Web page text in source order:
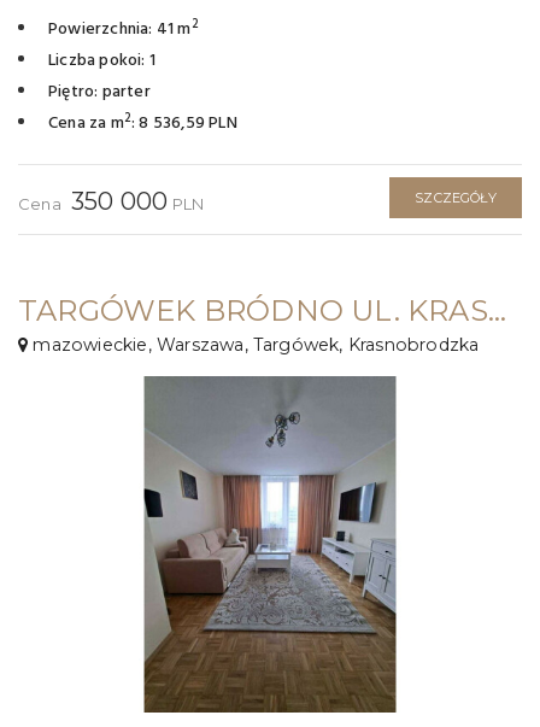
Powierzchnia: 41 m2
Liczba pokoi: 1
Piętro: parter
Cena za m2: 8 536,59 PLN
Cena 350 000 PLN SZCZEGÓŁY
TARGÓWEK BRÓDNO UL. KRASNOBRODZKA ⭐46 M² / 2 POK /BALKON/⭐PO REMONCIE!
mazowieckie, Warszawa, Targówek, Krasnobrodzka